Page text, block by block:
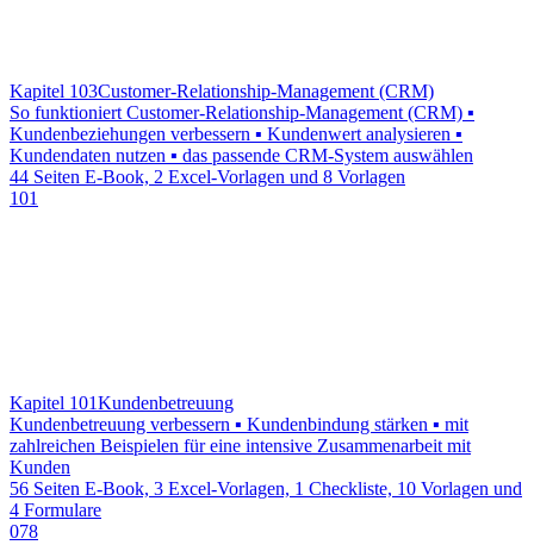
Kapitel 103Customer-Relationship-Management (CRM)
So funktioniert Customer-Relationship-Management (CRM) ▪
Kundenbeziehungen verbessern ▪ Kundenwert analysieren ▪
Kundendaten nutzen ▪ das passende CRM-System auswählen
44 Seiten E-Book, 2 Excel-Vorlagen und 8 Vorlagen
101
Kapitel 101Kundenbetreuung
Kundenbetreuung verbessern ▪ Kundenbindung stärken ▪ mit
zahlreichen Beispielen für eine intensive Zusammenarbeit mit
Kunden
56 Seiten E-Book, 3 Excel-Vorlagen, 1 Checkliste, 10 Vorlagen und
4 Formulare
078